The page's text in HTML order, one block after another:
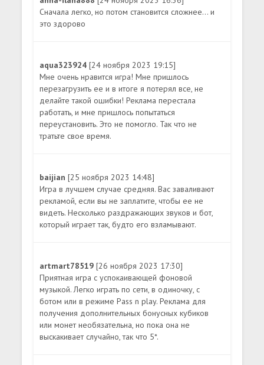
Сначала легко, но потом становится сложнее... и
это здорово
aqua323924[24 ноября 2023 19:15]
Мне очень нравится игра! Мне пришлось
перезагрузить ее и в итоге я потерял все, не
делайте такой ошибки! Реклама перестала
работать, и мне пришлось попытаться
переустановить. Это не помогло. Так что не
тратьте свое время.
baijian[25 ноября 2023 14:48]
Игра в лучшем случае средняя. Вас заваливают
рекламой, если вы не заплатите, чтобы ее не
видеть. Несколько раздражающих звуков и бот,
который играет так, будто его взламывают.
artmart78519[26 ноября 2023 17:30]
Приятная игра с успокаивающей фоновой
музыкой. Легко играть по сети, в одиночку, с
ботом или в режиме Pass n play. Реклама для
получения дополнительных бонусных кубиков
или монет необязательна, но пока она не
выскакивает случайно, так что 5*.